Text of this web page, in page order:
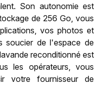
Son autonomie est
de 256 Go, vous
vos photos et
soucier de l'espace de
reconditionné est
les opérateurs, vous
votre fournisseur de